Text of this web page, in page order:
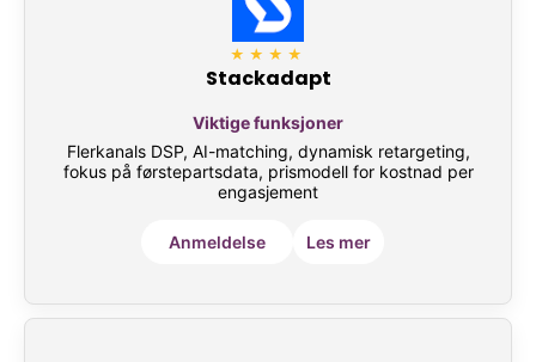
★★★★
Stackadapt
Viktige funksjoner
Flerkanals DSP, AI-matching, dynamisk retargeting,
fokus på førstepartsdata, prismodell for kostnad per
engasjement
Anmeldelse Les mer